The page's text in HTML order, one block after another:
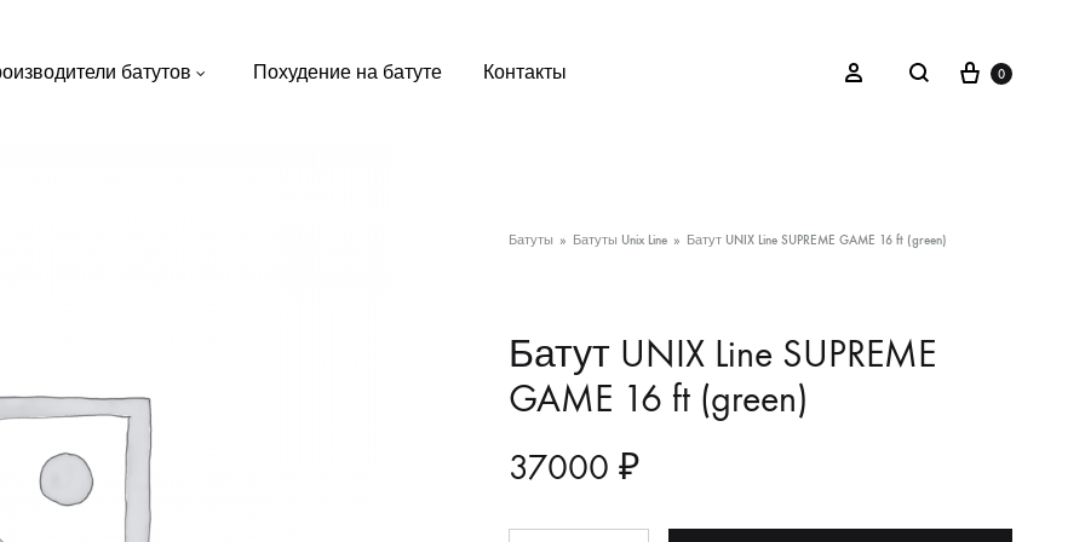
батутов Похудение на батуте Контакты ВойтиНайти Корзина
0
Батуты » Батуты Unix Line » Батут UNIX Line SUPREME GAME 16 ft (green)
Батут UNIX Line SUPREME
GAME 16 ft (green)
37000 ₽